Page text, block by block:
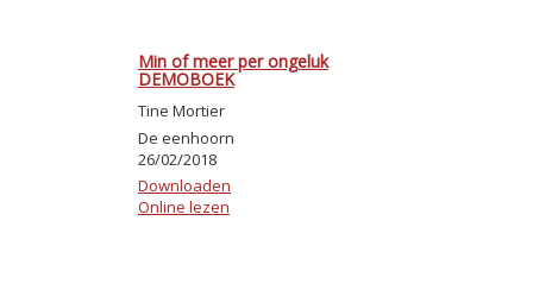
Min of meer per ongeluk
DEMOBOEK
Tine Mortier
De eenhoorn
26/02/2018
Downloaden
Online lezen